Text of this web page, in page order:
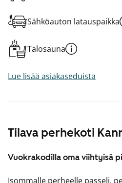
Tilava perhekoti
Vuokrakodilla oma viihtyisä
Isommalle perheelle passeli,
Sähköauton latauspaikka
Talosauna
Lue lisää asiakaseduista